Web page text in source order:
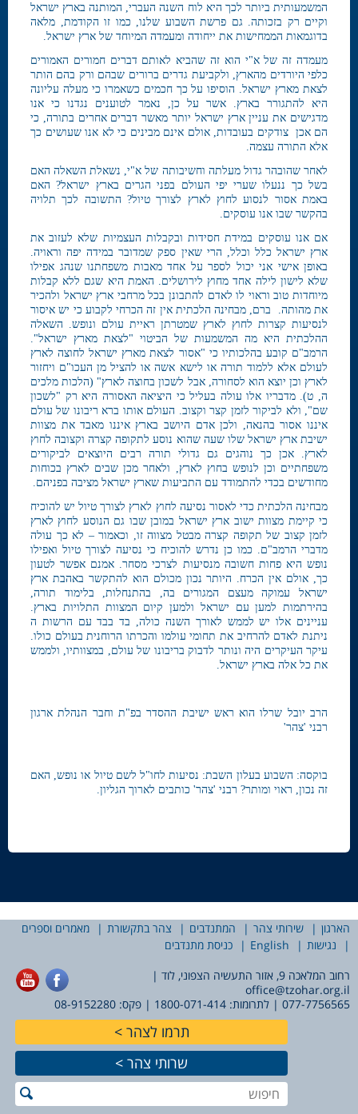
המשמעותית ביותר לכך היא לוח השנה העברי, המותנה בארץ ישראל
וקיים רק בזכותה. גם פרשת השבוע שלנו, כמו זו הקודמת, מלאה
בדוגמאות הממחישות את ייחודה ומעמדה המיוחד של ארץ ישראל.
מעמדה זה של א"י הוא זה שהביא לאותם דברים חמורים האמורים
כלפי היורדים מהארץ, ולקביעת גדרים ברורים שבהם ורק בהם הותר
לצאת מארץ ישראל. הוסיפו על כך חכמים כשאמרו כי מעלה עליונה
היא להתגורר בארץ. אשר על כן, נאמר לטוענים נגדנו כי אנו
מדגישים את עניין ארץ ישראל יותר מאשר דברים אחרים בתורה, כי
הם אכן צודקים בעובדות, אולם אינם מבינים כי לא אנו שעושים כך
אלא התורה עצמה.
לאחר שהובהר גדול מעלתה וחשיבותה של א"י, נשאלת השאלה האם
בשל כך ננעלו שערי יפי העולם בפני הגרים בארץ ישראל? האם
באמת אסור לנסוע לחוץ לארץ לצורך טיול? התשובה לכך תלויה
בהקשר שבו אנו עוסקים.
אם אנו עוסקים במידת חסידות ובקבלות העצמיות שלא לעזוב את
ארץ ישראל כלל וכלל, הרי שאין ספק שמדובר במידה יפה וראויה.
באופן אישי אני יכול לספר על אחד מאבות משפחתנו שנהג אפילו
שלא לישון לילה אחד מחוץ לירושלים. האמת היא שגם ללא קבלות
מיוחדות טוב וראוי לו לאדם להתבונן בכל מרחבי ארץ ישראל ולהכיר
את מהותה. ברם, מבחינה הלכתית אין זה הכרחי לקבוע כי יש איסור
לנסיעות קצרות לחוץ לארץ שמטרתן ראיית עולם ונופש. השאלה
ההלכתית היא מה המשמעות של הביטוי "לצאת מארץ ישראל".
הרמב"ם קובע בהלכותיו כי "אסור לצאת מארץ ישראל לחוצה לארץ
לעולם אלא ללמוד תורה או לישא אשה או להציל מן העכו"ם ויחזור
לארץ וכן יוצא הוא לסחורה, אבל לשכון בחוצה לארץ" (הלכות מלכים
ה, ט). מדבריו אלו עולה בעליל כי היציאה האסורה היא רק "לשכון
שם", ולא לביקור לזמן קצר וקצוב. העולם אותו ברא ריבונו של עולם
איננו אסור בהנאה, ולכן אדם היושב בארץ איננו מאבד את מצוות
ישיבת ארץ ישראל שלו שעה שהוא נוסע לתקופה קצרה וקצובה לחוץ
לארץ. אכן כך נוהגים גם גדולי תורה רבים היוצאים לביקורים
משפחתיים וכן לנופש בחוץ לארץ, ולאחר מכן שבים לארץ בכוחות
מחודשים בכדי להתמודד עם התביעות שארץ ישראל מציבה בפניהם.
מבחינה הלכתית כדי לאסור נסיעה לחוץ לארץ לצורך טיול יש להוכיח
כי קיימת מצוות ישוב ארץ ישראל במובן שבו גם הנוסע לחוץ לארץ
לזמן קצוב של תקופה קצרה מבטל מצווה זו, וכאמור – לא כך עולה
מדברי הרמב"ם. כמו כן נדרש להוכיח כי נסיעה לצורך טיול ואפילו
נופש היא פחות חשובה מנסיעות לצרכי מסחר. אמנם אפשר לטעון
כך, אולם אין הכרח. היותר נכון מכולם הוא להתקשר באהבת ארץ
ישראל עמוקה מעצם המגורים בה, בהתנחלות, בלימוד תורה,
בהירתמות למען עם ישראל ולמען קיום המצוות התלויות בארץ.
עניינים אלו יש לממש לאורך השנה כולה, בד בבד עם הרשות ה
ניתנת לאדם להרחיב את תחומי עולמו והכרתו הרוחנית בעולם כולו.
עיקר העיקרים היה ונותר לדבוק בריבונו של עולם, במצוותיו, ולממש
את כל אלה בארץ ישראל.
הרב יובל שרלו הוא ראש ישיבת ההסדר בפ"ת וחבר הנהלת ארגון
רבני 'צהר'
בוקסה: השבוע בעלון השבת: נסיעות לחו"ל לשם טיול או נופש, האם
זה נכון, ראוי ומותר? רבני 'צהר' כותבים לארוך הגליון.
הארגון שירותי צהר המתנדבים צהר בתקשורת
מאמרים וספרים
נגישות
English
כניסת מתנדבים
רחוב המלאכה 9, אזור התעשיה הצפוני, לוד |
office@tzohar.org.il
077-7756565 | לתרומות: 1800-071-414 | פקס: 08-9152280
תרמו לצהר
שרותי צהר